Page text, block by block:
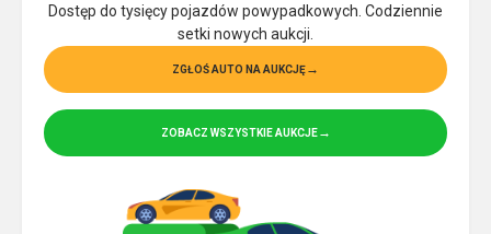
Dostęp do tysięcy pojazdów powypadkowych. Codziennie
setki nowych aukcji.
ZGŁOŚ AUTO NA AUKCJĘ
ZOBACZ WSZYSTKIE AUKCJE